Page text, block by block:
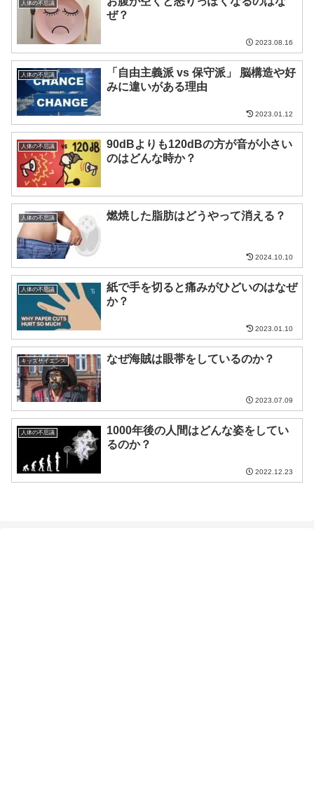
人体の不思議
ぜ？
2023.08.16
人体の不思議
「自由主義派 vs 保守派」 脳構造や好
みに違いがある理由
2023.01.12
人体の不思議
90dBよりも120dBの方が音が小さい
のはどんな時か？
人体の不思議 燃焼した脂肪はどうやって消える？
2024.10.10
人体の不思議
紙で手を切ると痛みがひどいのはなぜ
か？
2023.01.10
キッズサイエンス なぜ海賊は眼帯をしているのか？
2023.07.09
人体の不思議
1000年後の人間はどんな姿をしてい
るのか？
2022.12.23